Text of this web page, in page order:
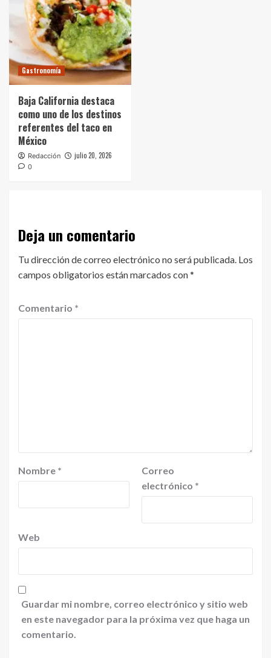
Gastronomía
Baja California destaca
como uno de los destinos
referentes del taco en
México
Redacción julio 20, 2026
0
Deja un comentario
Tu dirección de correo electrónico no será publicada. Los
campos obligatorios están marcados con*
Comentario *
Nombre *
Correo
electrónico *
Web
Guardar mi nombre, correo electrónico y sitio web
en este navegador para la próxima vez que haga un
comentario.